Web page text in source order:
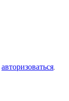
авторизоваться